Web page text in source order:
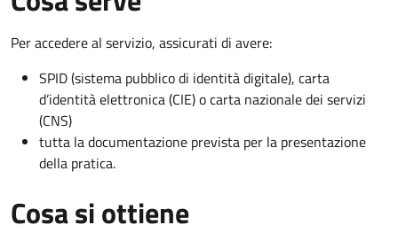
Per accedere al servizio, assicurati di avere:
SPID (sistema pubblico di identità digitale), carta
d’identità elettronica (CIE) o carta nazionale dei servizi
(CNS)
tutta la documentazione prevista per la presentazione
della pratica.
Cosa si ottiene